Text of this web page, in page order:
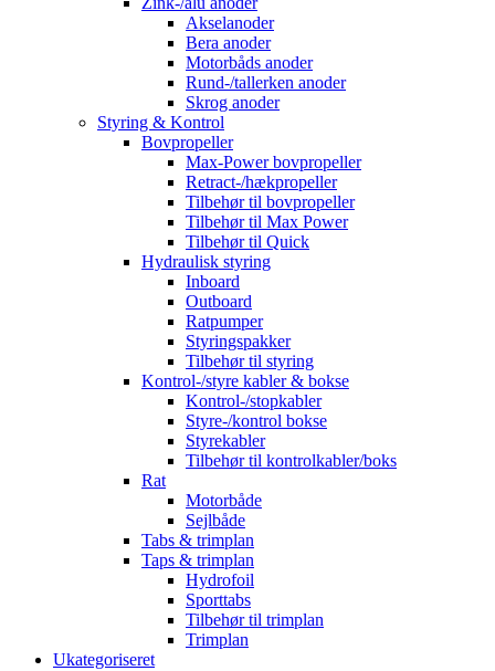
Akselanoder
Bera anoder
Motorbåds anoder
Rund-/tallerken anoder
Skrog anoder
Styring & Kontrol
Bovpropeller
Max-Power bovpropeller
Retract-/hækpropeller
Tilbehør til bovpropeller
Tilbehør til Max Power
Tilbehør til Quick
Hydraulisk styring
Inboard
Outboard
Ratpumper
Styringspakker
Tilbehør til styring
Kontrol-/styre kabler & bokse
Kontrol-/stopkabler
Styre-/kontrol bokse
Styrekabler
Tilbehør til kontrolkabler/boks
Rat
Motorbåde
Sejlbåde
Tabs & trimplan
Taps & trimplan
Hydrofoil
Sporttabs
Tilbehør til trimplan
Trimplan
Ukategoriseret